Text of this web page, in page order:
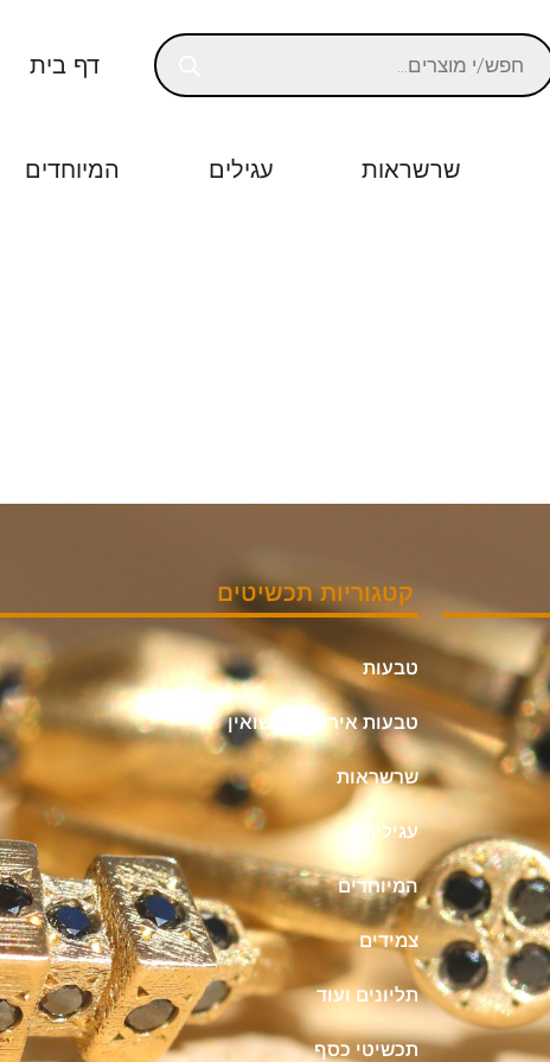
דף בית
שרשראות עגילים המיוחדים
קטגוריות תכשיטים
טבעות
טבעות אירוסין ונישואין
שרשראות
עגילים
המיוחדים
צמידים
תליונים ועוד
תכשיטי כסף